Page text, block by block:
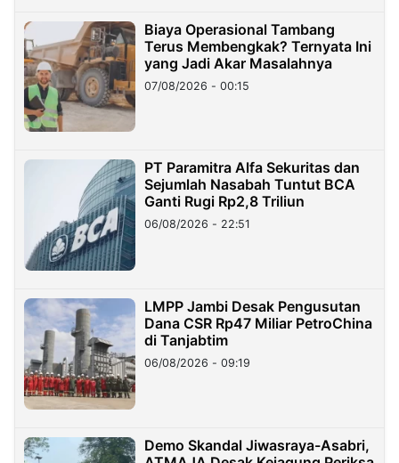
Biaya Operasional Tambang
Terus Membengkak? Ternyata Ini
yang Jadi Akar Masalahnya
07/08/2026 - 00:15
PT Paramitra Alfa Sekuritas dan
Sejumlah Nasabah Tuntut BCA
Ganti Rugi Rp2,8 Triliun
06/08/2026 - 22:51
LMPP Jambi Desak Pengusutan
Dana CSR Rp47 Miliar PetroChina
di Tanjabtim
06/08/2026 - 09:19
Demo Skandal Jiwasraya-Asabri,